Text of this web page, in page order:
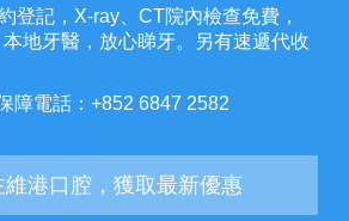
登記，X-ray、CT院內檢查免費，
地牙醫，放心睇牙。另有速遞代收
障電話：+852 6847 2582
維港口腔，獲取最新優惠